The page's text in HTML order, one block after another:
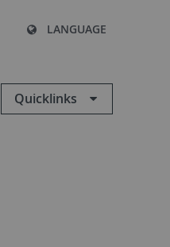
LANGUAGE
Quicklinks